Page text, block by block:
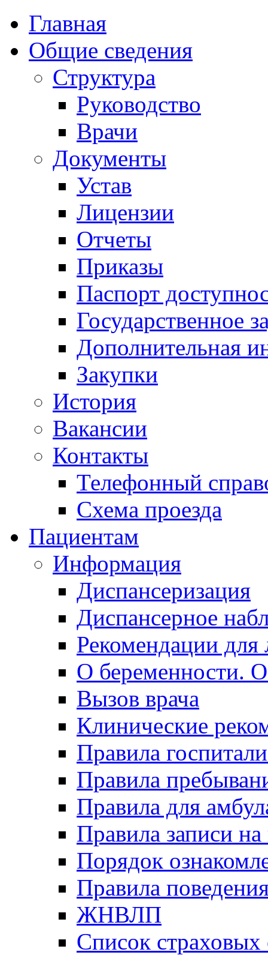
Главная
Общие сведения
Структура
Руководство
Врачи
Документы
Устав
Лицензии
Отчеты
Приказы
Паспорт
Государственное
Дополнительная
Закупки
История
Вакансии
Контакты
Телефонный
Схема проезда
Пациентам
Информация
Диспансеризация
Диспансерное
Рекомендации для
О беременности.
Вызов врача
Клинические
Правила
Правила
Правила для
Правила записи
Порядок
Правила
ЖНВЛП
Список страховых